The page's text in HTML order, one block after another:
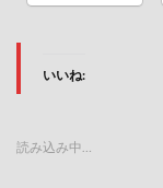
いいね:
読み込み中…